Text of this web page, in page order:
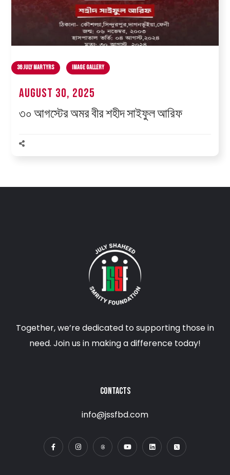
36 July Martyrs Image Gallery
August 30, 2025
৩০ আগস্টের অমর বীর শহীদ সাইফুল আরিফ
Together, we’re dedicated to supporting those in
need. Join us in making a difference today!
CONTACTS
info@jssfbd.com